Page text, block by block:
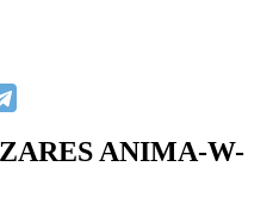
ANIMA-W-